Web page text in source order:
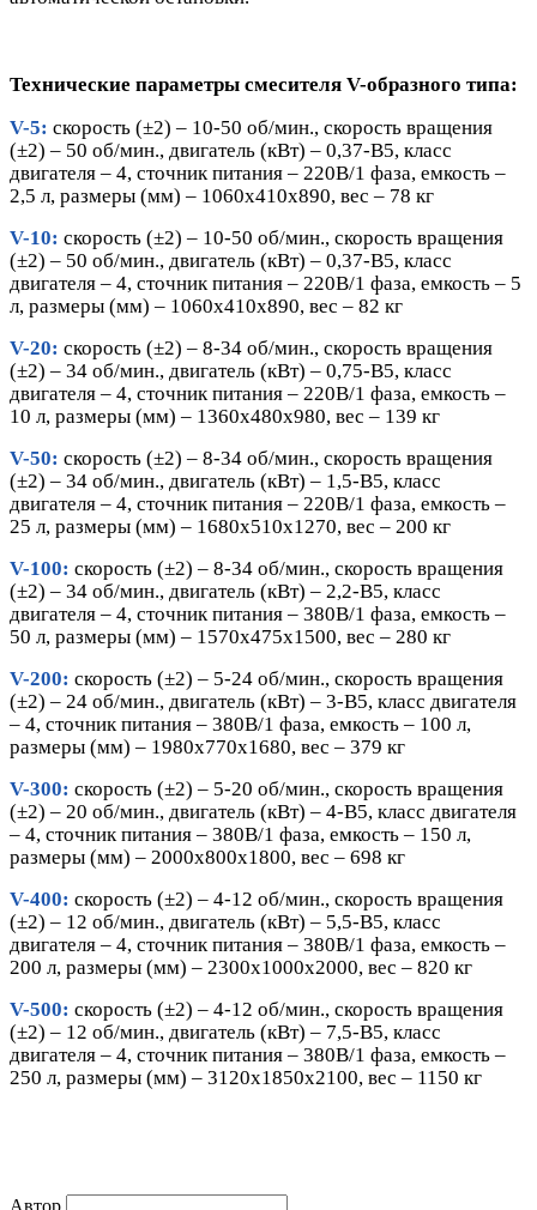
Технические параметры смесителя V-образного типа:
V-5: скорость (±2) – 10-50 об/мин., скорость вращения
(±2) – 50 об/мин., двигатель (кВт) – 0,37-В5, класс
двигателя – 4, сточник питания – 220В/1 фаза, емкость –
2,5 л, размеры (мм) – 1060х410х890, вес – 78 кг
V-10: скорость (±2) – 10-50 об/мин., скорость вращения
(±2) – 50 об/мин., двигатель (кВт) – 0,37-В5, класс
двигателя – 4, сточник питания – 220В/1 фаза, емкость – 5
л, размеры (мм) – 1060х410х890, вес – 82 кг
V-20: скорость (±2) – 8-34 об/мин., скорость вращения
(±2) – 34 об/мин., двигатель (кВт) – 0,75-В5, класс
двигателя – 4, сточник питания – 220В/1 фаза, емкость –
10 л, размеры (мм) – 1360х480х980, вес – 139 кг
V-50: скорость (±2) – 8-34 об/мин., скорость вращения
(±2) – 34 об/мин., двигатель (кВт) – 1,5-В5, класс
двигателя – 4, сточник питания – 220В/1 фаза, емкость –
25 л, размеры (мм) – 1680х510х1270, вес – 200 кг
V-100: скорость (±2) – 8-34 об/мин., скорость вращения
(±2) – 34 об/мин., двигатель (кВт) – 2,2-В5, класс
двигателя – 4, сточник питания – 380В/1 фаза, емкость –
50 л, размеры (мм) – 1570х475х1500, вес – 280 кг
V-200: скорость (±2) – 5-24 об/мин., скорость вращения
(±2) – 24 об/мин., двигатель (кВт) – 3-В5, класс двигателя
– 4, сточник питания – 380В/1 фаза, емкость – 100 л,
размеры (мм) – 1980х770х1680, вес – 379 кг
V-300: скорость (±2) – 5-20 об/мин., скорость вращения
(±2) – 20 об/мин., двигатель (кВт) – 4-В5, класс двигателя
– 4, сточник питания – 380В/1 фаза, емкость – 150 л,
размеры (мм) – 2000х800х1800, вес – 698 кг
V-400: скорость (±2) – 4-12 об/мин., скорость вращения
(±2) – 12 об/мин., двигатель (кВт) – 5,5-В5, класс
двигателя – 4, сточник питания – 380В/1 фаза, емкость –
200 л, размеры (мм) – 2300х1000х2000, вес – 820 кг
V-500: скорость (±2) – 4-12 об/мин., скорость вращения
(±2) – 12 об/мин., двигатель (кВт) – 7,5-В5, класс
двигателя – 4, сточник питания – 380В/1 фаза, емкость –
250 л, размеры (мм) – 3120х1850х2100, вес – 1150 кг
Автор